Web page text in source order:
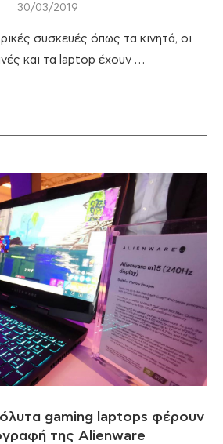
30/03/2019
συσκευές όπως τα κινητά, οι
και τα laptop έχουν …
gaming laptops φέρουν
της Alienware